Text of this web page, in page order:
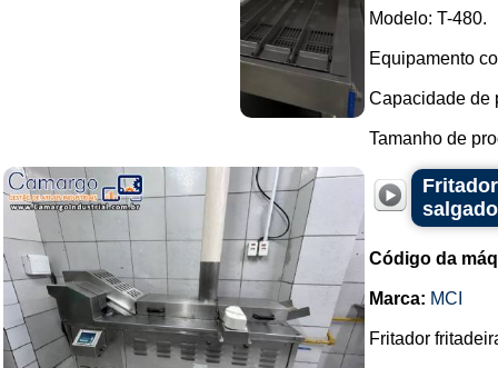
Modelo: T-480.
Equipamento
Capacidade de
Tamanho de
Código da
Marca: MCI
Fritador